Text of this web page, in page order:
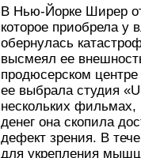
В Нью-Йорке Ширер
которое приобрела у
обернулась
высмеял ее
продюсерском
ее выбрала студия
нескольких
денег она скопила
дефект зрения. В
для укрепления